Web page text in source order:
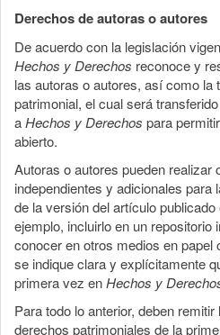
Derechos de autoras o autores
De acuerdo con la legislación
Hechos y Derechos reconoce y
las autoras o autores, así como la
patrimonial, el cual será
aHechos y Derechos para
abierto.
Autoras o autores pueden realizar
independientes y adicionales
de la versión del artículo publicado
ejemplo, incluirlo en un repositorio
conocer en otros medios en
se indique clara y explícitamente
primera vez enHechos y
Para todo lo anterior, deben
derechos patrimoniales de la